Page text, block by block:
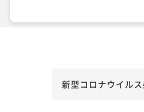
新型コロナウイル